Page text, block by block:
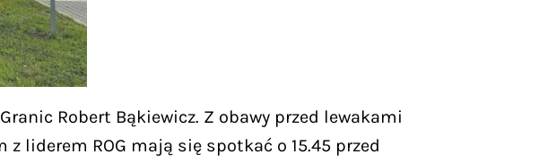
Robert Bąkiewicz. Z obawy przed lewakami
liderem ROG mają się spotkać o 15.45 przed